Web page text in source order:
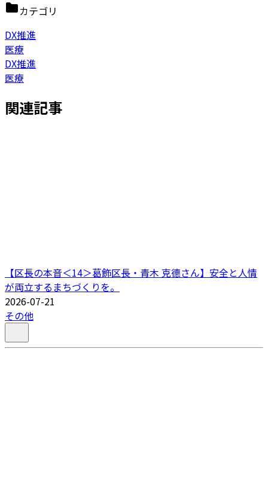
カテゴリ
DX推進
医療
DX推進
医療
関連記事
【区長の本音＜14＞葛飾区長・青木 克德さん】安全と人情
が両立するまちづくりを。
2026-07-21
その他